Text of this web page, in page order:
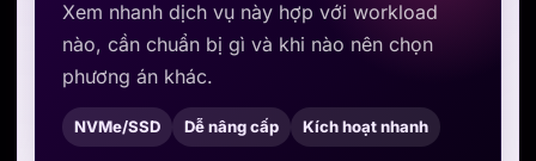
nào, cần chuẩn bị gì và khi nào nên chọn
phương án khác.